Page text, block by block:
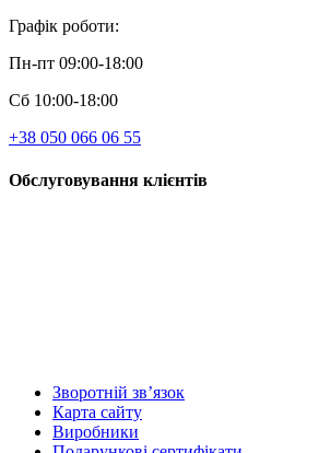
Графік роботи:
Пн-пт 09:00-18:00
Сб 10:00-18:00
+38 050 066 06 55
Обслуговування клієнтів
Зворотній зв’язок
Карта сайту
Виробники